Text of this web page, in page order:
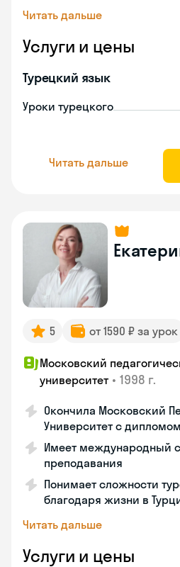
Читать дальше
Услуги и цены
Турецкий язык
Уроки турецкого
Читать дальше
5 от 1590 ₽ за урок
Московский
университет • 1998 г.
Окончила Московский
Университет с дипломом
Имеет международный
преподавания
Понимает сложности
благодаря жизни в
Читать дальше
Услуги и цены